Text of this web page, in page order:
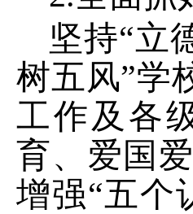
坚持“立
树五风”学
工作及各
育、爱国
增强“五个